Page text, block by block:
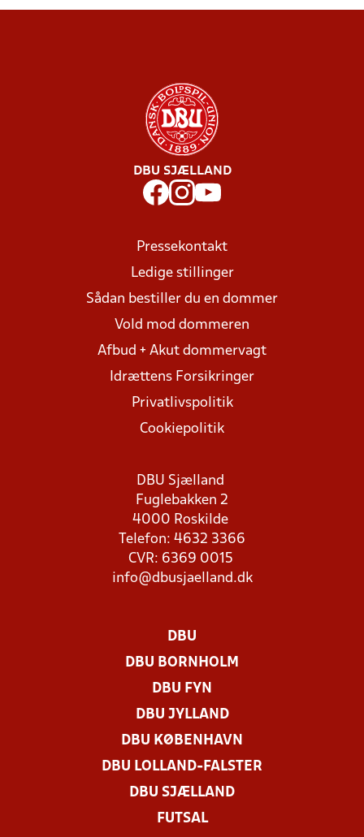
DBU SJÆLLAND
Pressekontakt
Ledige stillinger
Sådan bestiller du en dommer
Vold mod dommeren
Afbud + Akut dommervagt
Idrættens Forsikringer
Privatlivspolitik
Cookiepolitik
DBU Sjælland
Fuglebakken 2
4000 Roskilde
Telefon: 4632 3366
CVR: 6369 0015
info@dbusjaelland.dk
DBU
DBU BORNHOLM
DBU FYN
DBU JYLLAND
DBU KØBENHAVN
DBU LOLLAND-FALSTER
DBU SJÆLLAND
FUTSAL